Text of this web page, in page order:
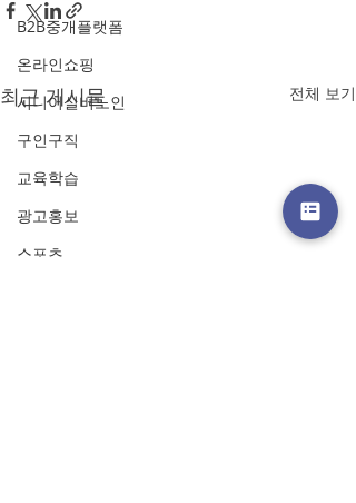
B2B중개플랫폼
온라인쇼핑
시니어실버노인
구인구직
교육학습
광고홍보
스포츠
최근 게시물 전체 보기